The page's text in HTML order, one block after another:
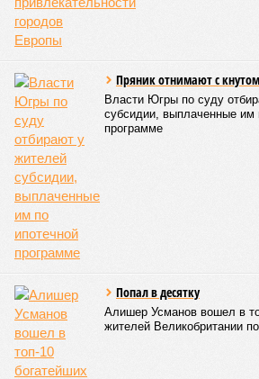
Пряник отнимают с кнутом
Власти Югры по суду
субсидии, выплаченные им
программе
Попал в десятку
Алишер Усманов вошел в
жителей Великобритании